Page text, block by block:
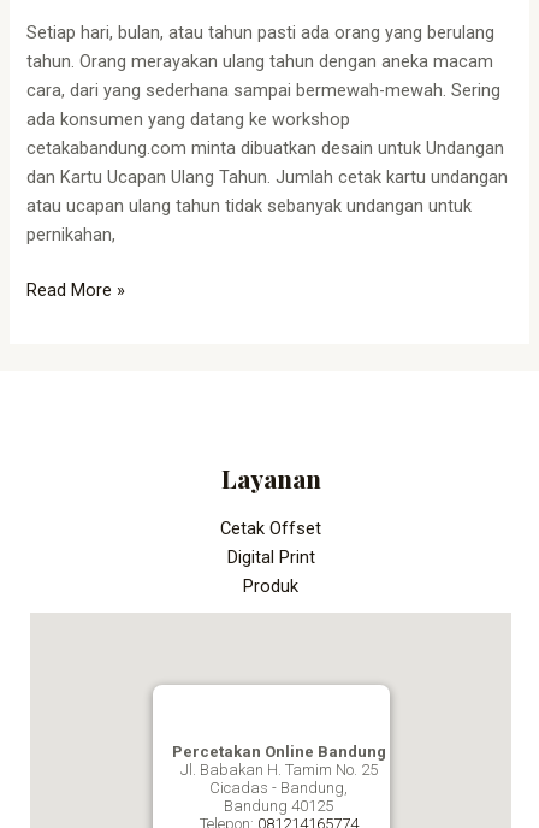
Setiap hari, bulan, atau tahun pasti ada orang yang berulang
tahun. Orang merayakan ulang tahun dengan aneka macam
cara, dari yang sederhana sampai bermewah-mewah. Sering
ada konsumen yang datang ke workshop
cetakabandung.com minta dibuatkan desain untuk Undangan
dan Kartu Ucapan Ulang Tahun. Jumlah cetak kartu undangan
atau ucapan ulang tahun tidak sebanyak undangan untuk
pernikahan,
Read More »
Layanan
Cetak Offset
Digital Print
Produk
Percetakan Online Bandung
Jl. Babakan H. Tamim No. 25
Cicadas - Bandung,
Bandung 40125
Telepon: 081214165774